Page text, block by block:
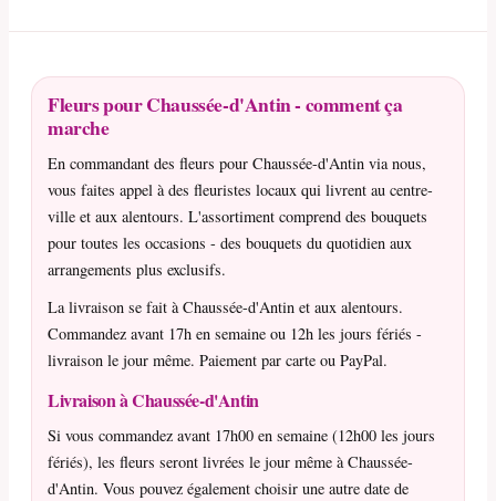
Fleurs pour Chaussée-d'Antin - comment ça
marche
En commandant des fleurs pour Chaussée-d'Antin via nous,
vous faites appel à des fleuristes locaux qui livrent au centre-
ville et aux alentours. L'assortiment comprend des bouquets
pour toutes les occasions - des bouquets du quotidien aux
arrangements plus exclusifs.
La livraison se fait à Chaussée-d'Antin et aux alentours.
Commandez avant 17h en semaine ou 12h les jours fériés -
livraison le jour même. Paiement par carte ou PayPal.
Livraison à Chaussée-d'Antin
Si vous commandez avant 17h00 en semaine (12h00 les jours
fériés), les fleurs seront livrées le jour même à Chaussée-
d'Antin. Vous pouvez également choisir une autre date de